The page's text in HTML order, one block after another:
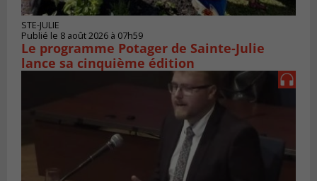
STE-JULIE
Publié le 8 août 2026 à 07h59
Le programme Potager de Sainte-Julie
lance sa cinquième édition